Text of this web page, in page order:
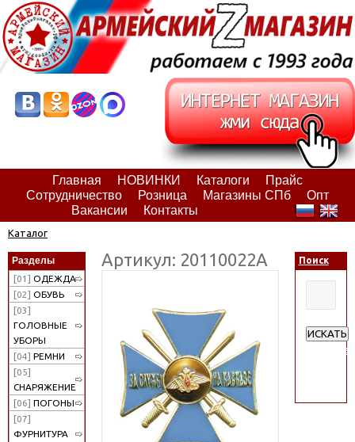
Главная НОВИНКИ Каталоги
Прайс
Сотрудничество
Розница Магазины СПб
Опт
Вакансии
Контакты
Каталог
Разделы
[01] ОДЕЖДА
[02] ОБУВЬ
[03]
ГОЛОВНЫЕ
УБОРЫ
[04] РЕМНИ
[05]
СНАРЯЖЕНИЕ
[06] ПОГОНЫ
[07]
ФУРНИТУРА
Артикул: 20110022А Поиск
ИСКАТЬ